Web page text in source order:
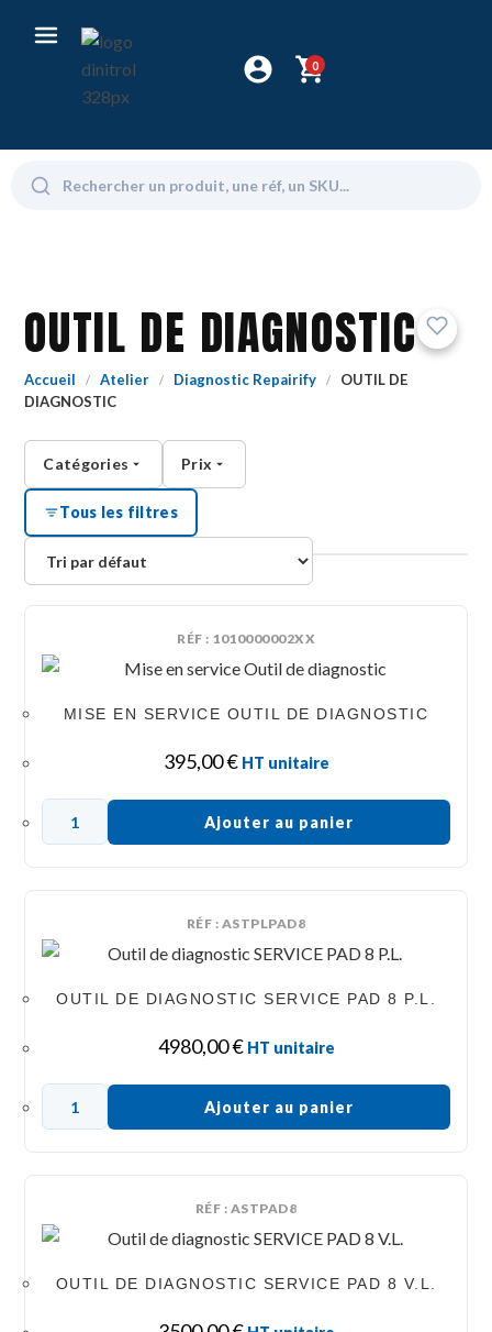
0
OUTIL DE DIAGNOSTIC
Accueil / Atelier / Diagnostic Repairify /
OUTIL DE
DIAGNOSTIC
Catégories Prix
Tous les filtres
RÉF : 1010000002XX
MISE EN SERVICE OUTIL DE DIAGNOSTIC
395,00€ HT unitaire
Ajouter au panier
RÉF : ASTPLPAD8
OUTIL DE DIAGNOSTIC SERVICE PAD 8 P.L.
4980,00€ HT unitaire
Ajouter au panier
RÉF : ASTPAD8
OUTIL DE DIAGNOSTIC SERVICE PAD 8 V.L.